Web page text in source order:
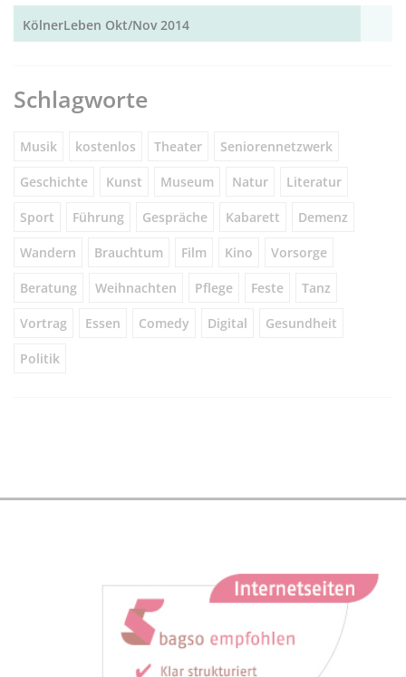
KölnerLeben Okt/Nov 2014
Schlagworte
Musik kostenlos Theater Seniorennetzwerk
Geschichte Kunst Museum Natur Literatur
Sport Führung Gespräche Kabarett Demenz
Wandern Brauchtum Film Kino Vorsorge
Beratung Weihnachten Pflege Feste Tanz
Vortrag Essen Comedy Digital Gesundheit
Politik